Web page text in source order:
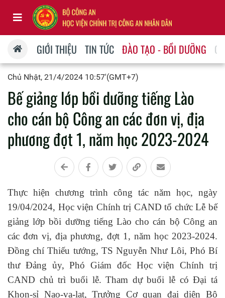
GIỚI THIỆU TIN TỨC ĐÀO TẠO - BỒI DƯỠNG
Chủ Nhật, 21/4/2024 10:57'(GMT+7)
Bế giảng lớp bồi dưỡng tiếng Lào
cho cán bộ Công an các đơn vị, địa
phương đợt 1, năm học 2023-2024
Thực hiện chương trình công tác năm học, ngày
19/04/2024, Học viện Chính trị CAND tổ chức Lễ bế
giảng lớp bồi dưỡng tiếng Lào cho cán bộ Công an
các đơn vị, địa phương, đợt 1, năm học 2023-2024.
Đồng chí Thiếu tướng, TS Nguyễn Như Lôi, Phó Bí
thư Đảng ủy, Phó Giám đốc Học viện Chính trị
CAND chủ trì buổi lễ. Tham dự buổi lễ có Đại tá
Khon-sỉ Nao-va-lat, Trưởng Cơ quan đại diện Bộ